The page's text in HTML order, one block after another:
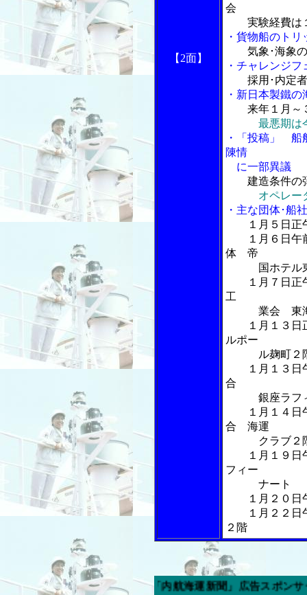
【2面】
会
実験経費は
・貨物船のト
気象･海象
・チャレンジ
採用･内定
・新日本製鐵の
来年１月～
最悪期は
・「投稿」 船
陳情
に一部異議
建造条件の
オペレー
・主な団体･船
１月５日
１月６日午前
体 帝
国ホテル
１月７日正午
工
業会 東海大
１月１３日
ルポー
ル麹町２
１月１３日午
合
銀座ラフィ
１月１４日午
合 海運
クラブ２
１月１９日
フィー
ナート
１月２０日
１月２２日
２階
今週の「内航海運新聞」広告スポンサー企業